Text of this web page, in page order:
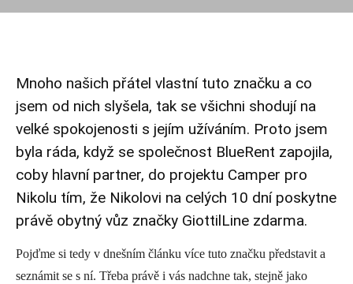
Mnoho našich přátel vlastní tuto značku a co
jsem od nich slyšela, tak se všichni shodují na
velké spokojenosti s jejím užíváním. Proto jsem
byla ráda, když se společnost BlueRent zapojila,
coby hlavní partner, do projektu Camper pro
Nikolu tím, že Nikolovi na celých 10 dní poskytne
právě obytný vůz značky GiottilLine zdarma.
Pojďme si tedy v dnešním článku více tuto značku představit a
seznámit se s ní. Třeba právě i vás nadchne tak, stejně jako